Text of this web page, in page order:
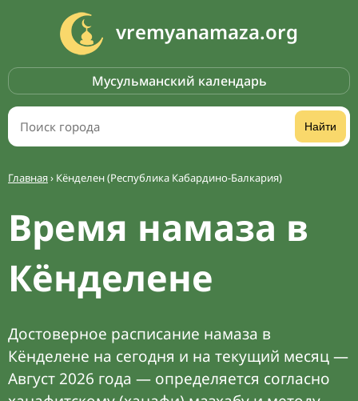
vremyanamaza.org
Мусульманский календарь
Найти
Главная› Кёнделен (Республика Кабардино-Балкария)
Время намаза в
Кёнделене
Достоверное расписание намаза в
Кёнделене на сегодня и на текущий месяц —
Август 2026 года — определяется согласно